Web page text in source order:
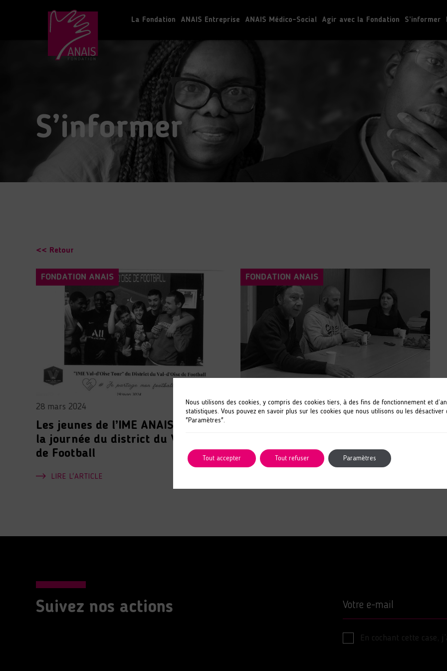
La Fondation ANAIS Entreprise ANAIS Médico-Social Agir avec la Fondation S’informer
S’informer
<< Retour
FONDATION ANAIS
28 mars 2024
Les jeunes de l’IME ANAIS d’Osny à
la journée du district du Val d’Oise
de Football
LIRE L'ARTICLE
FONDATION ANAIS
17 novembre 2023
LIRE L'ARTICLE
Suivez nos actions Votre e-mail
En cochant cette case,
Nous utilisons des cookies, y compris des cookies tiers, à des fins de fonctionnement et
statistiques. Vous pouvez en savoir plus sur les cookies que nous utilisons ou les désactiver
"Paramètres".
Tout accepter Tout refuser Paramètres